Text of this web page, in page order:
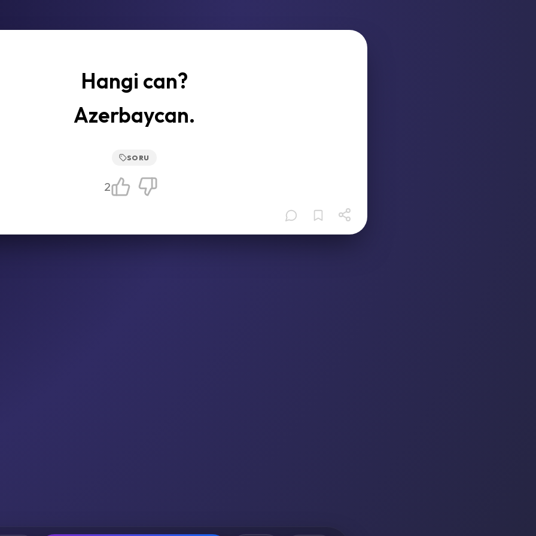
Hangi can?
Azerbaycan.
SORU
2